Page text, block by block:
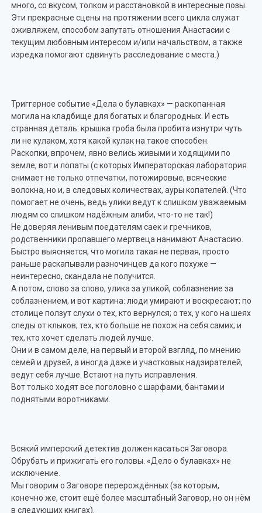
много, со вкусом, толком и расстановкой в интересные позы.
Эти прекрасные сцены на протяжении всего цикла служат
оживляжем, способом запутать отношения Анастасии с
текущим любовным интересом и/или начальством, а также
изредка помогают сдвинуть расследование с места.)
Триггерное событие «Дела о булавках» — раскопанная
могила на кладбище для богатых и благородных. И есть
странная деталь: крышка гроба была пробита изнутри чуть
ли не кулаком, хотя какой кулак на такое способен.
Раскопки, впрочем, явно велись живыми и ходящими по
земле, вот и лопаты (с которых Императорская лаборатория
снимает не только отпечатки, потожировые, всяческие
волокна, но и, в следовых количествах, ауры копателей. (Что
помогает не очень, ведь улики ведут к слишком уважаемым
людям со слишком надёжным алиби, что-то не так!)
Не доверяя ленивым поедателям саек и гречников,
родственники пропавшего мертвеца нанимают Анастасию.
Быстро выясняется, что могила такая не первая, просто
раньше раскапывали разночинцев да кого похуже —
неинтересно, скандала не получится.
А потом, слово за слово, улика за уликой, соблазнение за
соблазнением, и вот картина: люди умирают и воскресают; по
столице ползут слухи о тех, кто вернулся; о тех, у кого на шеях
следы от клыков; тех, кто больше не похож на себя самих; и
тех, кто хочет сделать людей лучше.
Они и в самом деле, на первый и второй взгляд, по мнению
семей и друзей, а иногда даже и участковых надзирателей,
ведут себя лучше. Встают на путь исправления.
Вот только ходят все поголовно с шарфами, бантами и
поднятыми воротниками.
Всякий имперский детектив должен касаться Заговора.
Обрубать и прижигать его головы. «Дело о булавках» не
исключение.
Мы говорим о Заговоре перерождённых (за которым,
конечно же, стоит ещё более масштабный Заговор, но он нём
в следующих книгах).